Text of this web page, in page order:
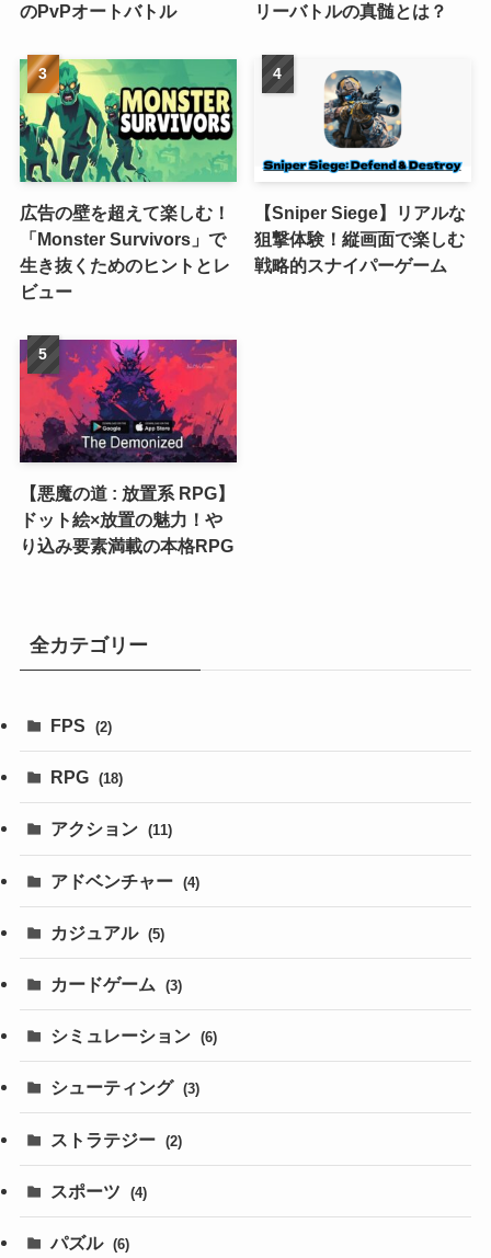
のPvPオートバトル
リーバトルの真髄とは？
広告の壁を超えて楽しむ！
「Monster Survivors」で
生き抜くためのヒントとレ
ビュー
【Sniper Siege】リアルな
狙撃体験！縦画面で楽しむ
戦略的スナイパーゲーム
【悪魔の道 : 放置系 RPG】
ドット絵×放置の魅力！や
り込み要素満載の本格RPG
全カテゴリー
FPS (2)
RPG (18)
アクション (11)
アドベンチャー (4)
カジュアル (5)
カードゲーム (3)
シミュレーション (6)
シューティング (3)
ストラテジー (2)
スポーツ (4)
パズル (6)